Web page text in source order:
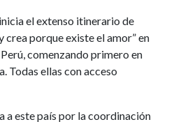
el extenso itinerario de
crea porque existe el amor” en
comenzando primero en
Todas ellas con acceso
a este país por la coordinación